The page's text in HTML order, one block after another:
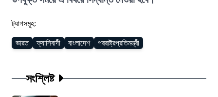
ট্যাগসমূহ:
ভারত ফ্যাসিবাদী বাংলাদেশ পররাষ্ট্রপ্রতিমন্ত্রী
সংশ্লিষ্ট